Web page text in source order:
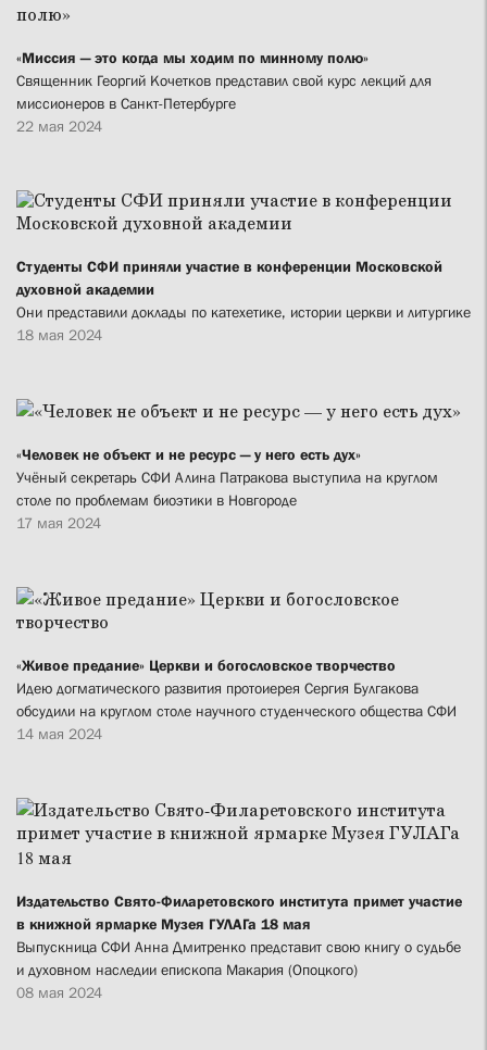
«Миссия — это когда мы ходим по минному полю»
Священник Георгий Кочетков представил свой курс лекций для
миссионеров в Санкт-Петербурге
22 мая 2024
Студенты СФИ приняли участие в конференции Московской
духовной академии
Они представили доклады по катехетике, истории церкви и литургике
18 мая 2024
«Человек не объект и не ресурс — у него есть дух»
Учёный секретарь СФИ Алина Патракова выступила на круглом
столе по проблемам биоэтики в Новгороде
17 мая 2024
«Живое предание» Церкви и богословское творчество
Идею догматического развития протоиерея Сергия Булгакова
обсудили на круглом столе научного студенческого общества СФИ
14 мая 2024
Издательство Свято-Филаретовского института примет участие
в книжной ярмарке Музея ГУЛАГа 18 мая
Выпускница СФИ Анна Дмитренко представит свою книгу о судьбе
и духовном наследии епископа Макария (Опоцкого)
08 мая 2024